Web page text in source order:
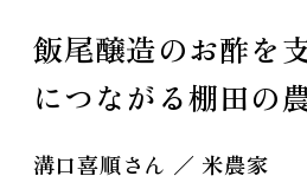
飯尾醸造のお酢を
につながる棚田の
溝口喜順さん ／ 米農家